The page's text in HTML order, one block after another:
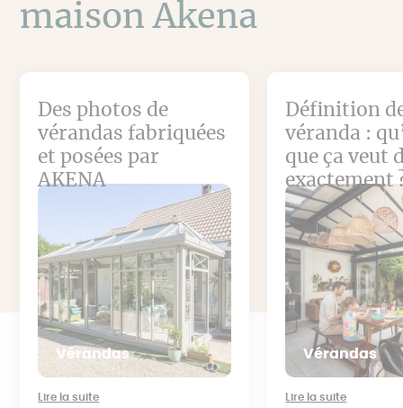
maison Akena
Des photos de
vérandas fabriquées
et posées par
AKENA
Vérandas
Lire la suite
Définition
véranda :
que ça veut
exactement
Vérandas
Lire la suite